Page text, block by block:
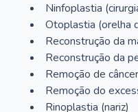
Ninfoplastia
Otoplastia (orelha
Reconstrução da
Reconstrução da
Remoção de
Remoção do
Rinoplastia (nariz)